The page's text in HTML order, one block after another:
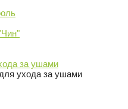
за ушами
ухода за ушами